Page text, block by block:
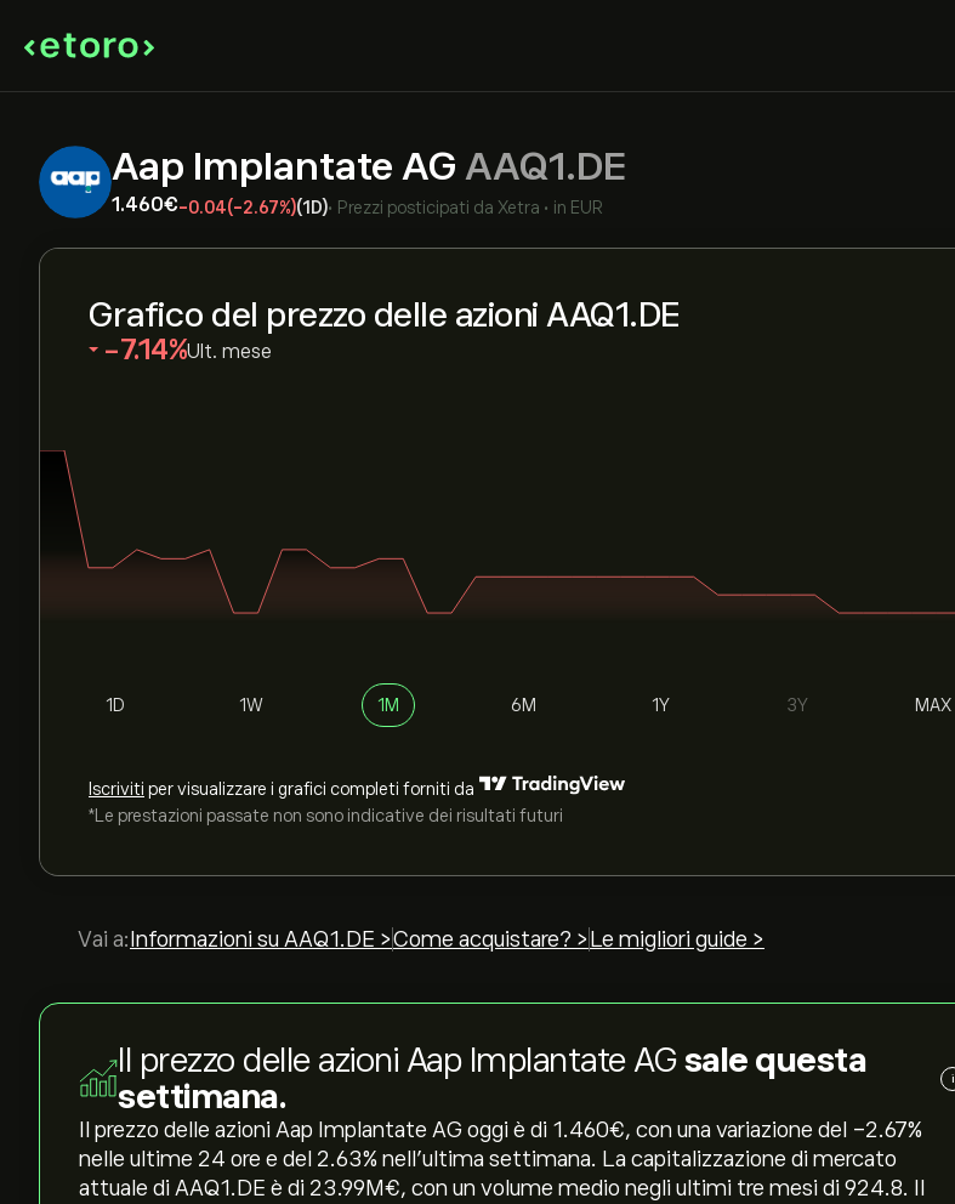
Aap Implantate AG AAQ1.DE
1.460‎€‎-0.04(-2.67%)(1D)• Prezzi posticipati da Xetra • in EUR
Grafico del prezzo delle azioni AAQ1.DE
‎-7.14‎ Ult. mese
1D 1W 1M 6M 1Y 3Y MAX
Iscriviti per visualizzare i grafici completi forniti da
*Le prestazioni passate non sono indicative dei risultati futuri
Vai a: Informazioni su AAQ1.DE >Come acquistare? > Le migliori guide >
Il prezzo delle azioni Aap Implantate AGsale questa
settimana.
i
Il prezzo delle azioni Aap Implantate AG oggi è di 1.460‎€‎, con una variazione del ‎-2.67‎%
nelle ultime 24 ore e del ‎2.63‎% nell'ultima settimana. La capitalizzazione di mercato
attuale di AAQ1.DE è di 23.99M‎€‎, con un volume medio negli ultimi tre mesi di 924.8. Il